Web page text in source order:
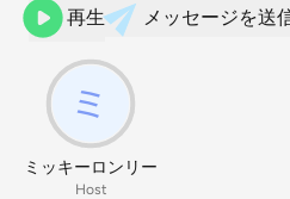
再生 メッセージを送
ミッキーロンリー
Host